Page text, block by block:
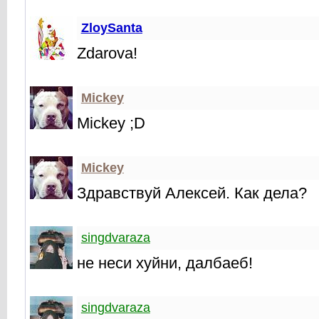
ZloySanta
Zdarova!
Mickey
Mickey ;D
Mickey
Здравствуй Алексей. Как дела?
singdvaraza
не неси хуйни, далбаеб!
singdvaraza